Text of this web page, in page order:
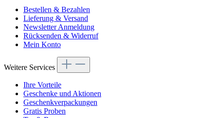
Bestellen & Bezahlen
Lieferung & Versand
Newsletter Anmeldung
Rücksenden & Widerruf
Mein Konto
Weitere Services
Ihre Vorteile
Geschenke und Aktionen
Geschenkverpackungen
Gratis Proben